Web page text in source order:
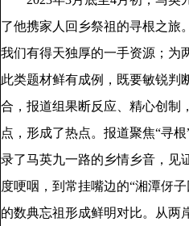
了他携家人回乡祭祖的寻根之旅
我们有得天独厚的一手资源；为
此类题材鲜有成例，既要敏锐判
合，报道组果断反应、精心创制
点，形成了热点。报道聚焦“寻
录了马英九一路的乡情乡音，见
度哽咽，到常挂嘴边的“湘潭伢
的数典忘祖形成鲜明对比。从两